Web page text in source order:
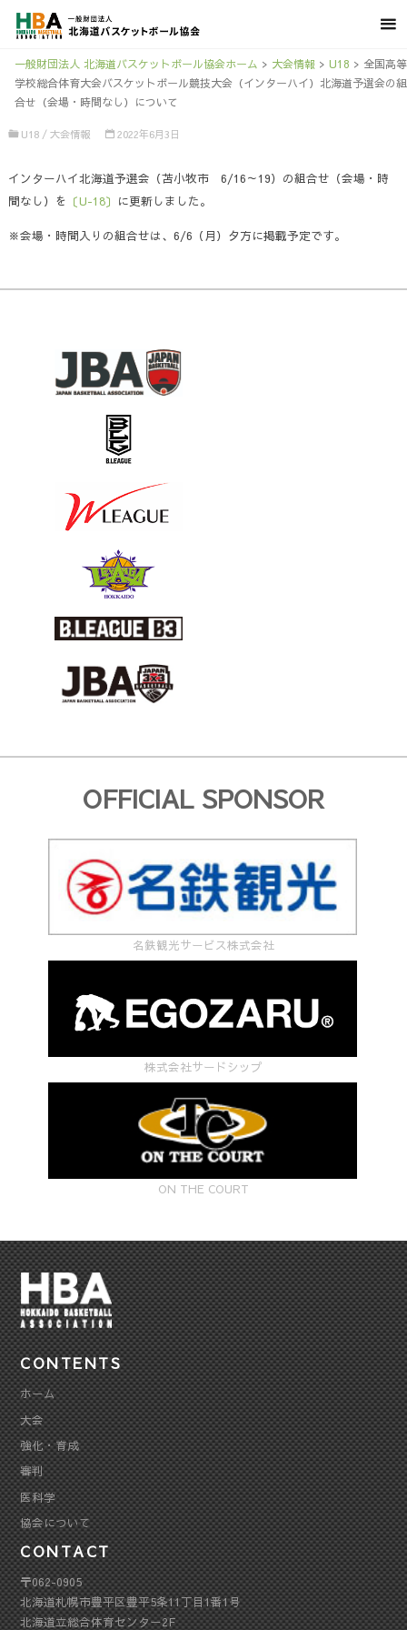
一般財団法人 北海道バスケットボール協会ホーム > 大会情報 > U18 > 全国高等
学校総合体育大会バスケットボール競技大会（インターハイ）北海道予選会の組
合せ（会場・時間なし）について
U18 / 大会情報 2022年6月3日
インターハイ北海道予選会（苫小牧市 6/16～19）の組合せ（会場・時
間なし）を 〔U-18〕 に更新しました。
※会場・時間入りの組合せは、6/6（月）夕方に掲載予定です。
OFFICIAL SPONSOR
名鉄観光サービス株式会社
株式会社サードシップ
ON THE COURT
CONTENTS
ホーム
大会
強化・育成
審判
医科学
協会について
CONTACT
〒062-0905
北海道札幌市豊平区豊平5条11丁目1番1号
北海道立総合体育センター2F